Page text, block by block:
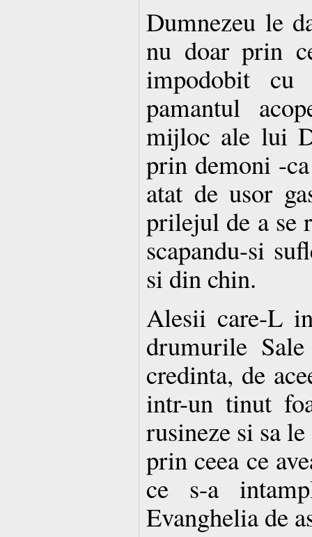
Dumnezeu le
nu doar prin
impodobit
pamantul
mijloc ale lui
prin demoni -
atat de usor
prilejul de a se
scapandu-si
si din chin.
Alesii care-L
drumurile
credinta, de
intr-un tinut
rusineze si sa
prin ceea ce
ce s-a
Evanghelia de